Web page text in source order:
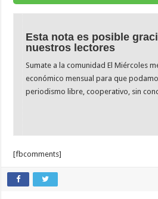
Esta nota es posible
nuestros lectores
Sumate a la comunidad El Miércoles
económico mensual para que
periodismo libre, cooperativo, sin
[fbcomments]